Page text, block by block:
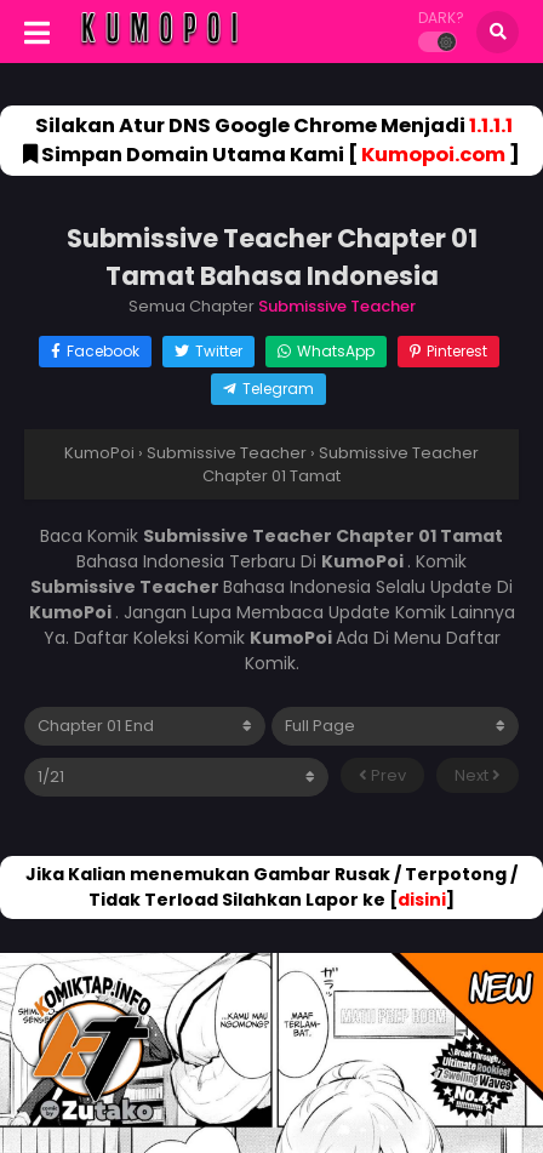
DARK?
Silakan Atur DNS Google Chrome Menjadi1.1.1.1
Simpan Domain Utama Kami [ Kumopoi.com]
Submissive Teacher Chapter 01
Tamat Bahasa Indonesia
Semua Chapter Submissive Teacher
Facebook Twitter WhatsApp
Pinterest
Telegram
KumoPoi › Submissive Teacher › Submissive Teacher
Chapter 01 Tamat
Baca Komik Submissive Teacher Chapter 01 Tamat
Bahasa Indonesia Terbaru Di KumoPoi . Komik
Submissive Teacher Bahasa Indonesia Selalu Update Di
KumoPoi . Jangan Lupa Membaca Update Komik Lainnya
Ya. Daftar Koleksi Komik KumoPoiAda Di Menu Daftar
Komik.
Prev Next
Jika Kalian menemukan Gambar Rusak / Terpotong /
Tidak Terload Silahkan Lapor ke [disini]